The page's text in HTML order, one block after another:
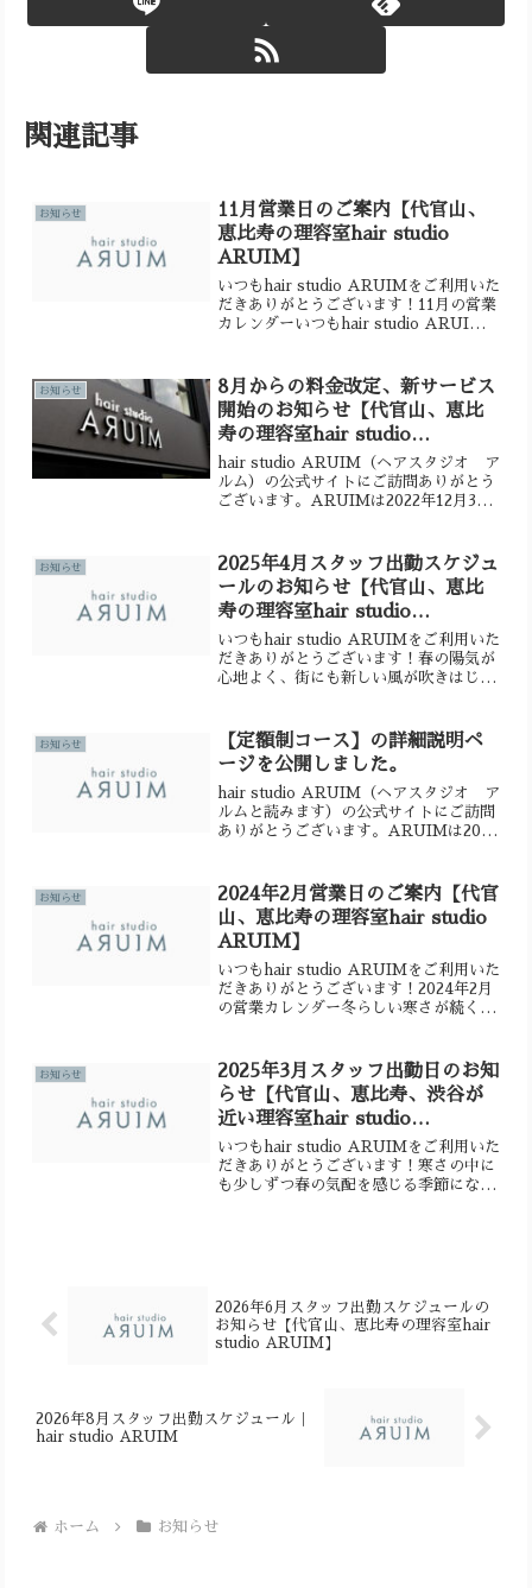
関連記事
お知らせ
11月営業日のご案内【代官山、
恵比寿の理容室hair studio
ARUIM】
いつもhair studio ARUIMをご利用いた
だきありがとうございます！11月の営業
カレンダーいつもhair studio ARUIMを
す。10月に入って気温が...
お知らせ
8月からの料金改定、新サービス
開始のお知らせ【代官山、恵比
寿の理容室hair studio
ARUIM】
hair studio ARUIM（ヘアスタジオ ア
ルム）の公式サイトにご訪問ありがとう
ございます。ARUIMは2022年12月3日
フを楽しんでいただけるようにという
メ...
お知らせ
2025年4月スタッフ出勤スケジュ
ールのお知らせ【代官山、恵比
寿の理容室hair studio
ARUIM】
いつもhair studio ARUIMをご利用いた
だきありがとうございます！春の陽気が
心地よく、街にも新しい風が吹きはじめ
新たにスタートしませんか？4月のご予
約スケジ...
お知らせ
【定額制コース】の詳細説明ペ
ージを公開しました。
hair studio ARUIM（ヘアスタジオ ア
ルムと読みます）の公式サイトにご訪問
ありがとうございます。ARUIMは2022
トではオープンまでの道のりや、髪に
関...
お知らせ
2024年2月営業日のご案内【代官
山、恵比寿の理容室hair studio
ARUIM】
いつもhair studio ARUIMをご利用いた
だきありがとうございます！2024年2月
の営業カレンダー冬らしい寒さが続くよ
日〈建国記念日〉、23日〈天皇誕生
日〉...
お知らせ
2025年3月スタッフ出勤日のお知
らせ【代官山、恵比寿、渋谷が
近い理容室hair studio
ARUIM】
いつもhair studio ARUIMをご利用いた
だきありがとうございます！寒さの中に
も少しずつ春の気配を感じる季節になり
2026年6月スタッフ出勤スケジュールの
お知らせ【代官山、恵比寿の理容室hair
studio ARUIM】
2026年8月スタッフ出勤スケジュール｜
hair studio ARUIM
ホーム お知らせ